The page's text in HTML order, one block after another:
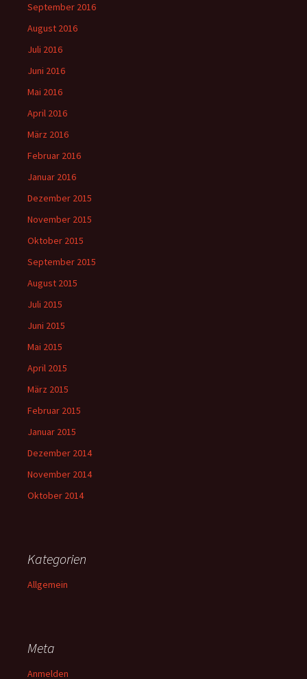
September 2016
August 2016
Juli 2016
Juni 2016
Mai 2016
April 2016
März 2016
Februar 2016
Januar 2016
Dezember 2015
November 2015
Oktober 2015
September 2015
August 2015
Juli 2015
Juni 2015
Mai 2015
April 2015
März 2015
Februar 2015
Januar 2015
Dezember 2014
November 2014
Oktober 2014
Kategorien
Allgemein
Meta
Anmelden